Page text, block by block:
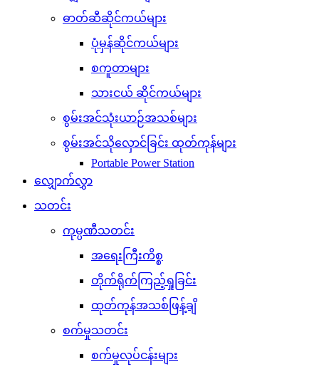
ဓာတ်ဆီဆိုင်ကယ်များ
ပုံမှန်ဆိုင်ကယ်များ
စကူတာများ
သားငယ် ဆိုင်ကယ်များ
စွမ်းအင်သုံးယာဉ်အသစ်များ
စွမ်းအင်သိုလှောင်ခြင်း ထုတ်ကုန်များ
Portable Power Station
လျှောက်လွှာ
သတင်း
ကုမ္ပဏီသတင်း
အရေးကြီးကိစ္စ
တိုက်ရိုက်ကြည့်ရှုခြင်း
ထုတ်ကုန်အသစ်ဖြန့်ချိ
စက်မှုသတင်း
စက်မှုလုပ်ငန်းများ